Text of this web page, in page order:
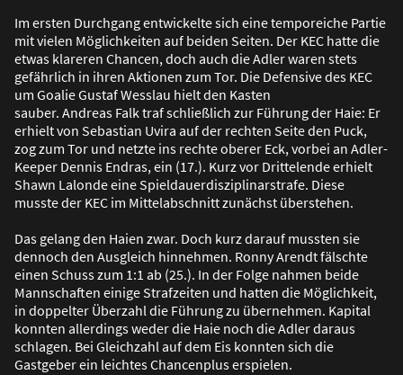
Im ersten Durchgang entwickelte sich eine temporeiche Partie
mit vielen Möglichkeiten auf beiden Seiten. Der KEC hatte die
etwas klareren Chancen, doch auch die Adler waren stets
gefährlich in ihren Aktionen zum Tor. Die Defensive des KEC
um Goalie Gustaf Wesslau hielt den Kasten
sauber. Andreas Falk traf schließlich zur Führung der Haie: Er
erhielt von Sebastian Uvira auf der rechten Seite den Puck,
zog zum Tor und netzte ins rechte oberer Eck, vorbei an Adler-
Keeper Dennis Endras, ein (17.). Kurz vor Drittelende erhielt
Shawn Lalonde eine Spieldauerdisziplinarstrafe. Diese
musste der KEC im Mittelabschnitt zunächst überstehen.
Das gelang den Haien zwar. Doch kurz darauf mussten sie
dennoch den Ausgleich hinnehmen. Ronny Arendt fälschte
einen Schuss zum 1:1 ab (25.). In der Folge nahmen beide
Mannschaften einige Strafzeiten und hatten die Möglichkeit,
in doppelter Überzahl die Führung zu übernehmen. Kapital
konnten allerdings weder die Haie noch die Adler daraus
schlagen. Bei Gleichzahl auf dem Eis konnten sich die
Gastgeber ein leichtes Chancenplus erspielen.